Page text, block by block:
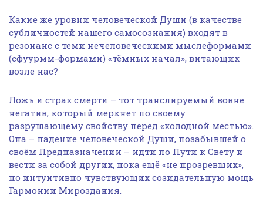
Какие же уровни человеческой Души (в качестве
субличностей нашего самосознания) входят в
резонанс с теми нечеловеческими мыслеформами
(сфуурмм-формами) «тёмных начал», витающих
возле нас?
Ложь и страх смерти – тот транслируемый вовне
негатив, который меркнет по своему
разрушающему свойству перед «холодной местью».
Она – падение человеческой Души, позабывшей о
своём Предназначении – идти по Пути к Свету и
вести за собой других, пока ещё «не прозревших»,
но интуитивно чувствующих созидательную мощь
Гармонии Мироздания.